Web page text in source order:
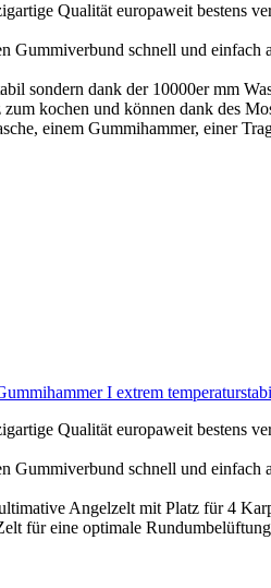
Qualität europaweit bestens
schnell und einfach
dank der 10000er mm
kochen und können dank des
einem Gummihammer, einer
I extrem
Qualität europaweit bestens
schnell und einfach
Angelzelt mit Platz für 4
für eine optimale